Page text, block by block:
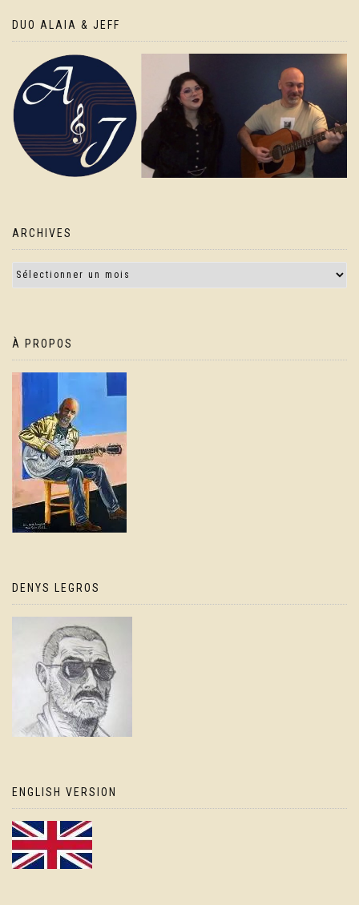
DUO ALAIA & JEFF
ARCHIVES
À PROPOS
DENYS LEGROS
ENGLISH VERSION